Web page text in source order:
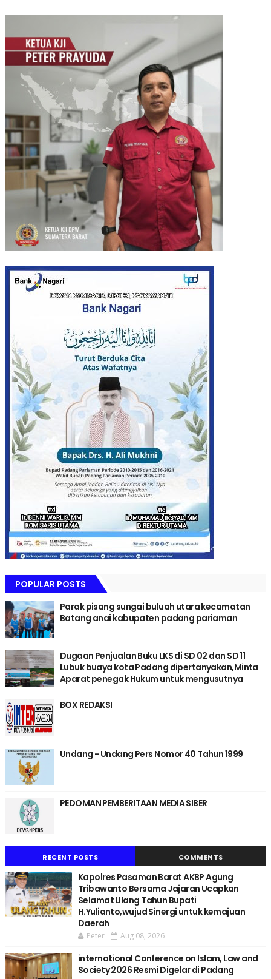
POPULAR POSTS
Parak pisang sungai buluah utara kecamatan
Batang anai kabupaten padang pariaman
Dugaan Penjualan Buku LKS di SD 02 dan SD 11
Lubuk buaya kota Padang dipertanyakan,Minta
Aparat penegak Hukum untuk mengusutnya
BOX REDAKSI
Undang - Undang Pers Nomor 40 Tahun 1999
PEDOMAN PEMBERITAAN MEDIA SIBER
RECENT POSTS COMMENTS
Kapolres Pasaman Barat AKBP Agung
Tribawanto Bersama Jajaran Ucapkan
Selamat Ulang Tahun Bupati
H.Yulianto,wujud Sinergi untuk kemajuan
Daerah
Peter Aug 08, 2026
international Conference on Islam, Law and
Society 2026 Resmi Digelar di Padang